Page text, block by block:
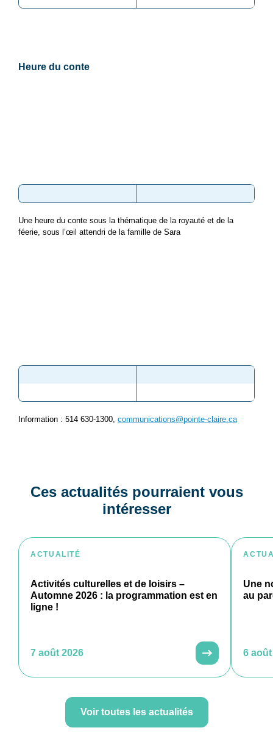
Heure du conte
Une heure du conte sous la thématique de la royauté et de la
féerie, sous l’œil attendri de la famille de Sara
Information : 514 630-1300, communications@pointe-claire.ca
Ces actualités pourraient vous
intéresser
ACTUALITÉ
Activités culturelles et de loisirs –
Automne 2026 : la programmation est en
ligne !
7 août 2026
Une
au
6
Voir toutes les actualités